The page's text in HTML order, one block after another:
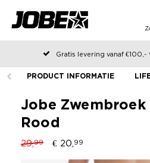
Gratis levering vanaf €100,-
Officiële Jobe
Op werkdagen voor 12:00 uur
PRODUCT INFORMATIE
Jobe Zwembroek
Rood
29,99 € 20, 99